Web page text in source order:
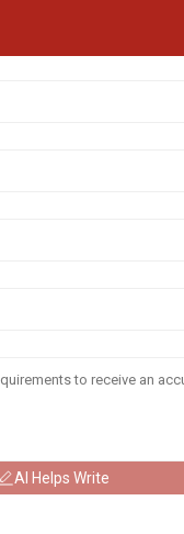
AI Helps Write